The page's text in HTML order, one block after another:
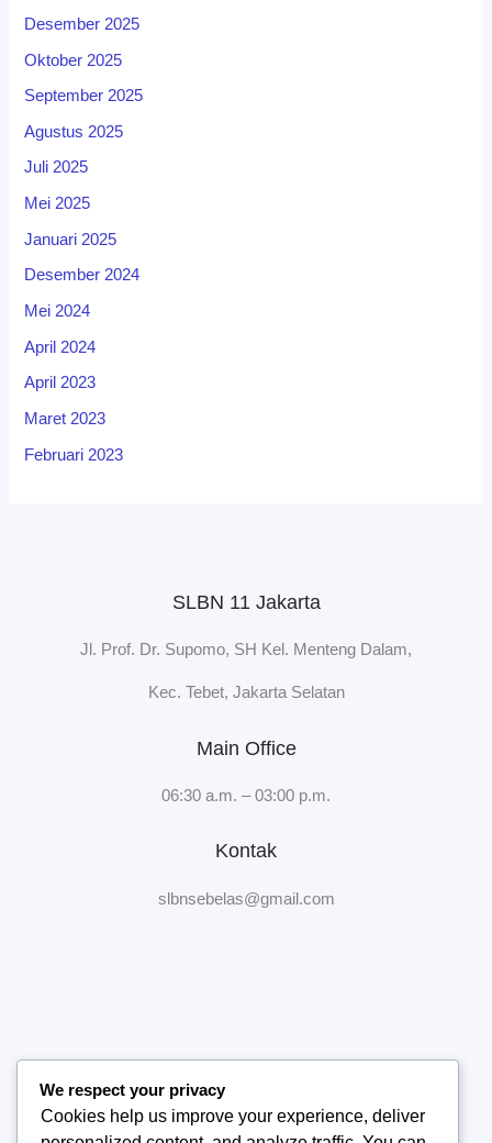
Desember 2025
Oktober 2025
September 2025
Agustus 2025
Juli 2025
Mei 2025
Januari 2025
Desember 2024
Mei 2024
April 2024
April 2023
Maret 2023
Februari 2023
SLBN 11 Jakarta
Jl. Prof. Dr. Supomo, SH Kel. Menteng Dalam,
Kec. Tebet, Jakarta Selatan
Main Office
06:30 a.m. – 03:00 p.m.
Kontak
slbnsebelas@gmail.com
Tentang Sekolah
We respect your privacy
Cookies help us improve your experience, deliver